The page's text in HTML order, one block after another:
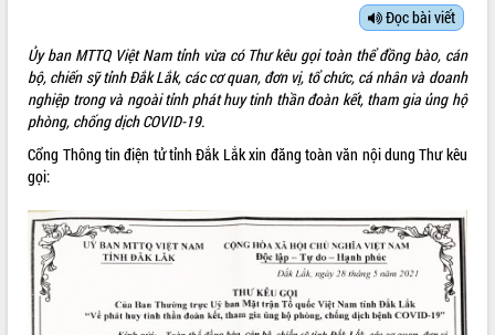
SỞ, BAN, NGÀNH
UBND CÁC XÃ, PHƯỜNG
THÔNG TIN CHỈ ĐẠO ĐIỀU HÀNH
HỆ THỐNG VĂN BẢN
VĂN BẢN HĐND TỈNH
ĐIỂM TIN VĂN BẢN
Đọc bài viết
Ủy ban MTTQ Việt Nam tỉnh vừa có Thư kêu gọi toàn thể đồng bào, cán
bộ, chiến sỹ tỉnh Đắk Lắk, các cơ quan, đơn vị, tổ chức, cá nhân và doanh
nghiệp trong và ngoài tỉnh phát huy tinh thần đoàn kết, tham gia ủng hộ
phòng, chống dịch COVID-19.
Cổng Thông tin điện tử tỉnh Đắk Lắk xin đăng toàn văn nội dung Thư kêu
gọi: